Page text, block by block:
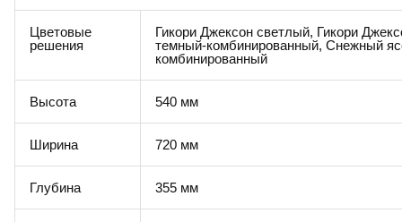
Цветовые
решения
Гикори Джексон светлый, Гикори
темный-комбинированный, Снежный
комбинированный
Высота 540 мм
Ширина 720 мм
Глубина 355 мм